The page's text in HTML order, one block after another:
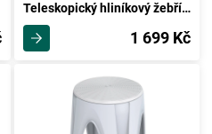
Teleskopický hliníkový žebřík, 2,6 m
1 699 Kč